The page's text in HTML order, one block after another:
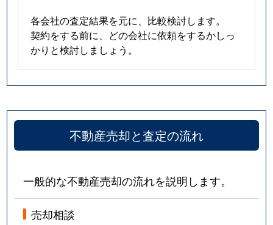
各会社の査定結果を元に、比較検討します。
契約をする前に、どの会社に依頼をするかしっ
かりと検討しましょう。
不動産売却と査定の流れ
一般的な不動産売却の流れを説明します。
売却相談